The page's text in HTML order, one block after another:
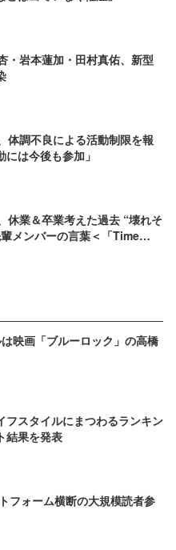
・岩本蓮加・田村真佑、新型
体調不良による活動制限を報
は今後も参加」
休業＆卒業考えた過去 “壊れそ
メンバーの言葉＜「Time
映画「ブルーロック」の高橋
フスタイルにまつわるランキン
結果を発表
フォーム横断の大規模読者参